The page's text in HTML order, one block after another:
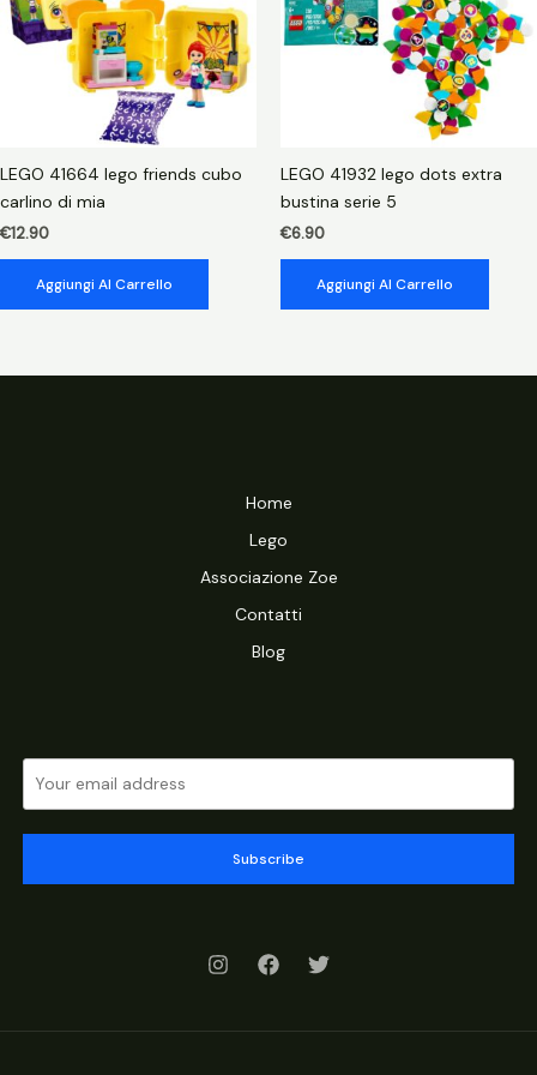
LEGO 41664 lego friends cubo
carlino di mia
€12.90
Aggiungi Al Carrello
LEGO 41932 lego dots extra
bustina serie 5
€6.90
Aggiungi Al Carrello
Home
Lego
Associazione Zoe
Contatti
Blog
Subscribe